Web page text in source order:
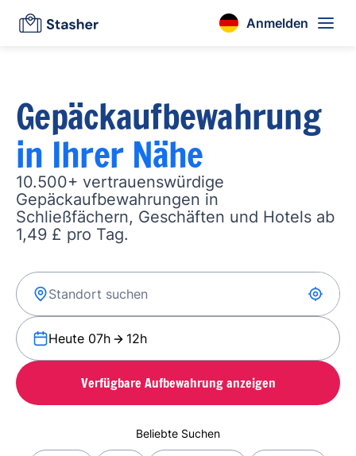
Anmelden
Gepäckaufbewahrung
in Ihrer Nähe
10.500+ vertrauenswürdige
Gepäckaufbewahrungen in
Schließfächern, Geschäften und Hotels ab
1,49 £ pro Tag.
Heute 07h 12h
Verfügbare Aufbewahrung anzeigen
Beliebte Suchen